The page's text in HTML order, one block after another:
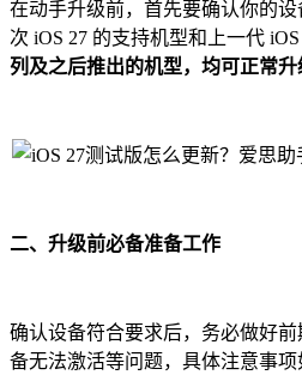
在动手升级前，首先要确认你的
次 iOS 27 的支持机型和上一代 iOS
列及之后推出的机型，均可正常升
二、升级前必备准备工作
确认设备符合要求后，务必做好
备无法激活等问题，具体注意事项